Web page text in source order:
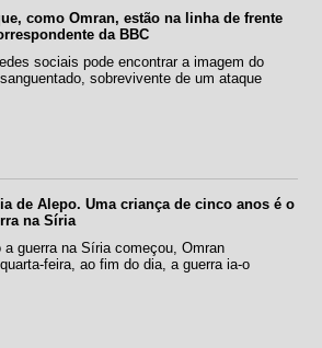
como Omran, estão na linha de frente
da BBC
sociais pode encontrar a imagem do
sobrevivente de um ataque
de Alepo. Uma criança de cinco anos é o
na Síria
a guerra na Síria começou, Omran
feira, ao fim do dia, a guerra ia-o